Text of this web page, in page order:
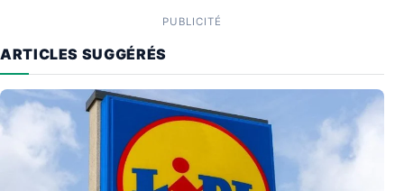
PUBLICITÉ
ARTICLES SUGGÉRÉS